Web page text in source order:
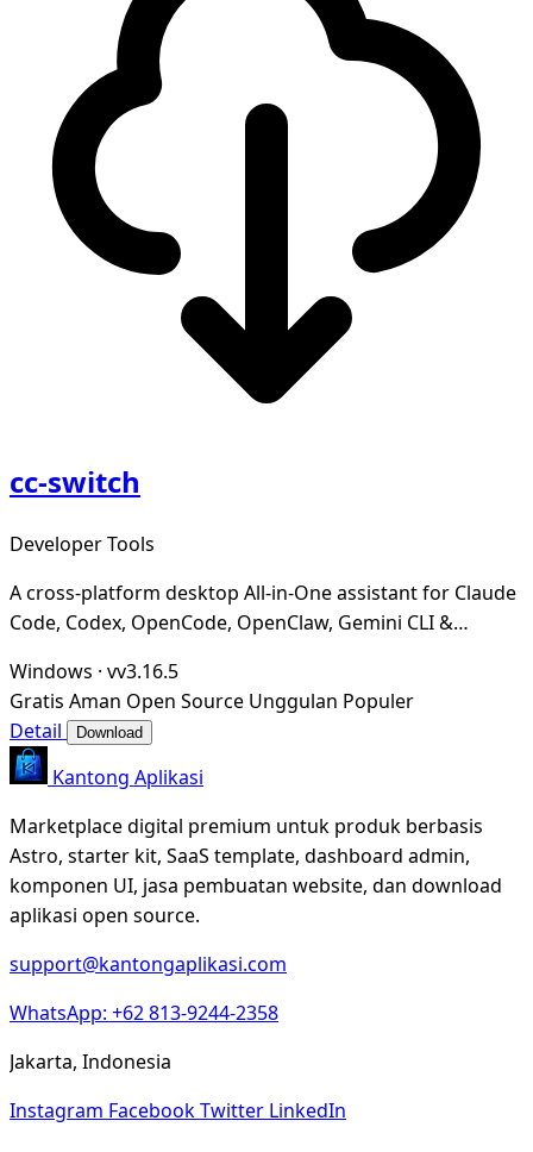
cc-switch
Developer Tools
A cross-platform desktop All-in-One assistant for Claude
Code, Codex, OpenCode, OpenClaw, Gemini CLI &
Windows · vv3.16.5
Gratis Aman Open Source Unggulan Populer
Detail
Download
Kantong Aplikasi
Marketplace digital premium untuk produk berbasis
Astro, starter kit, SaaS template, dashboard admin,
komponen UI, jasa pembuatan website, dan download
aplikasi open source.
support@kantongaplikasi.com
WhatsApp: +62 813-9244-2358
Jakarta, Indonesia
Instagram FacebookTwitter LinkedIn